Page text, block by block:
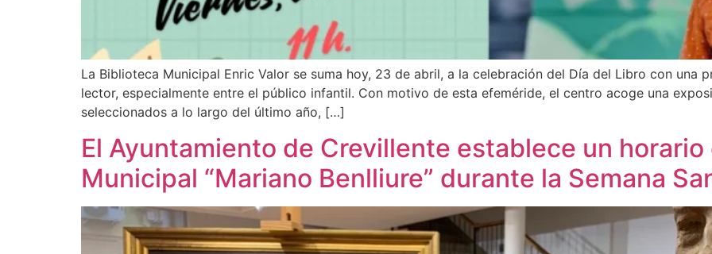
La Biblioteca Municipal Enric Valor se suma hoy, 23 de abril, a la celebración del Día del Libro con una
lector, especialmente entre el público infantil. Con motivo de esta efeméride, el centro acoge una
seleccionados a lo largo del último año, […]
El Ayuntamiento de Crevillente establece un
Municipal “Mariano Benlliure” durante la Semana